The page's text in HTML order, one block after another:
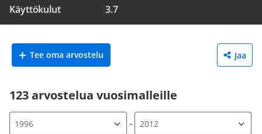
Käyttökulut
3.7
Tee oma arvostelu Jaa
123 arvostelua vuosimalleille
-